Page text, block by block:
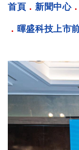
首頁 新聞中心
暉盛科技上市